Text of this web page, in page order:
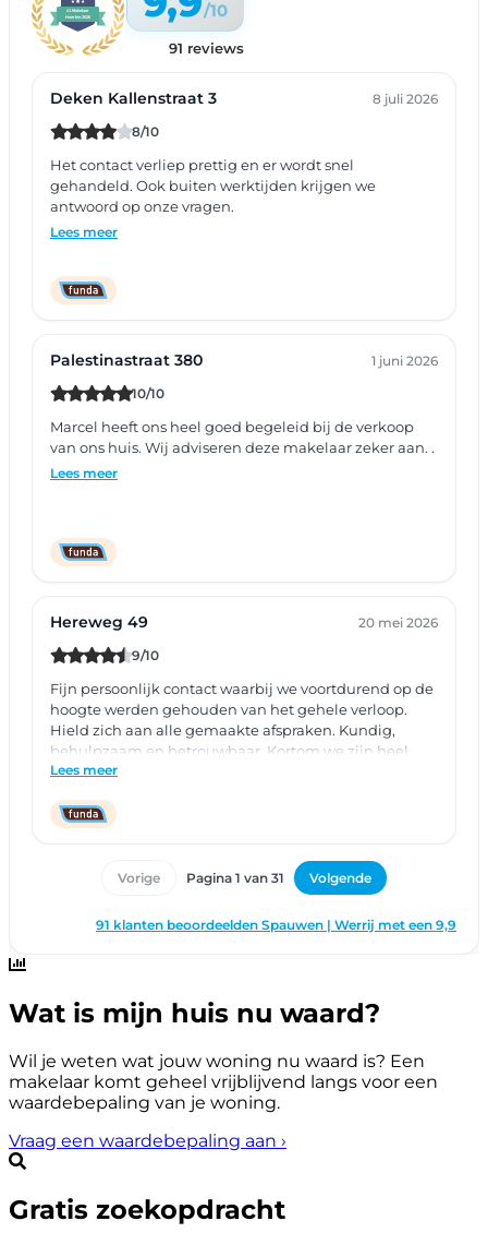
Wat is mijn huis nu waard?
Wil je weten wat jouw woning nu waard is? Een
makelaar komt geheel vrijblijvend langs voor een
waardebepaling van je woning.
Vraag een waardebepaling aan ›
Gratis zoekopdracht